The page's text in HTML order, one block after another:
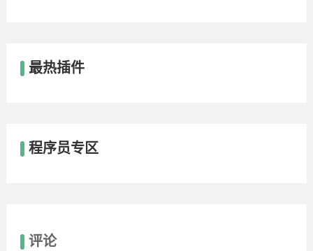
最热插件
程序员专区
评论